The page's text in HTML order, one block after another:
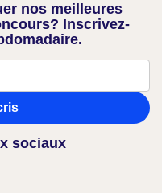
nos meilleures
Inscrivez-
sociaux